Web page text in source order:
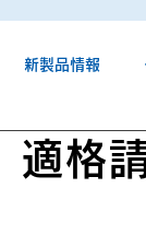
新製品情報
適格